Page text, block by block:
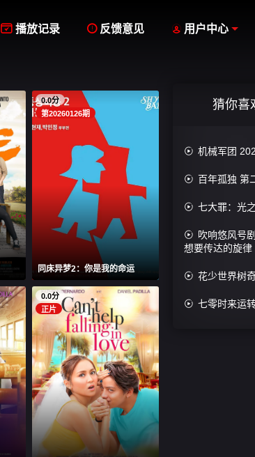
 播放记录  反馈意见  用户中心
0.0分
第20260126期
同床异梦2：你是我的命运
0.0分
正片
猜你喜
 机械军团
 百年孤独 第
 七大罪：光

吹响悠风号
想要传达的旋律
 花少世界树
 七零时来运